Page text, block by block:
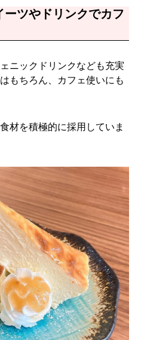
ツやドリンクでカフ
ニックドリンクなども充実
もちろん、カフェ使いにも
材を積極的に採用していま